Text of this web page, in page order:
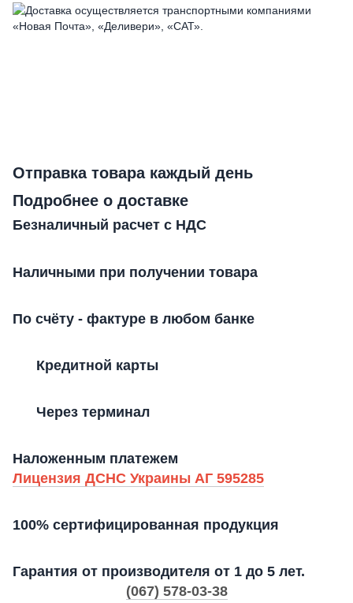
Отправка товара каждый день
Подробнее о доставке
Безналичный расчет с НДС
Наличными при получении товара
По счёту - фактуре в любом банке
Кредитной карты
Через терминал
Наложенным платежем
Лицензия ДСНС Украины АГ 595285
100% сертифицированная продукция
Гарантия от производителя от 1 до 5 лет.
(067) 578-03-38